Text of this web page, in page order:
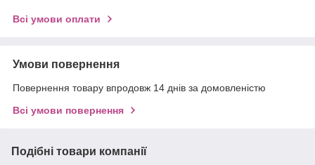
Всі умови оплати
Умови повернення
Повернення товару впродовж 14 днів за домовленістю
Всі умови повернення
Подібні товари компанії